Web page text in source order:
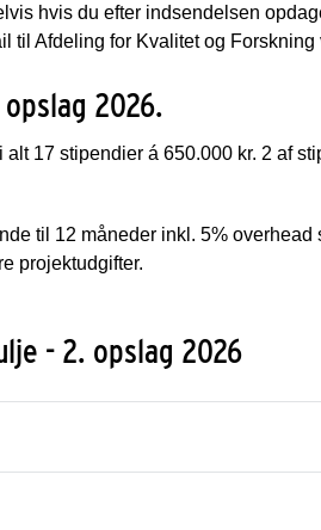
hvis du efter indsendelsen
til Afdeling for Kvalitet og Forskning
2026.
17 stipendier á 650.000 kr. 2 af
til 12 måneder inkl. 5% overhead
projektudgifter.
- 2. opslag 2026